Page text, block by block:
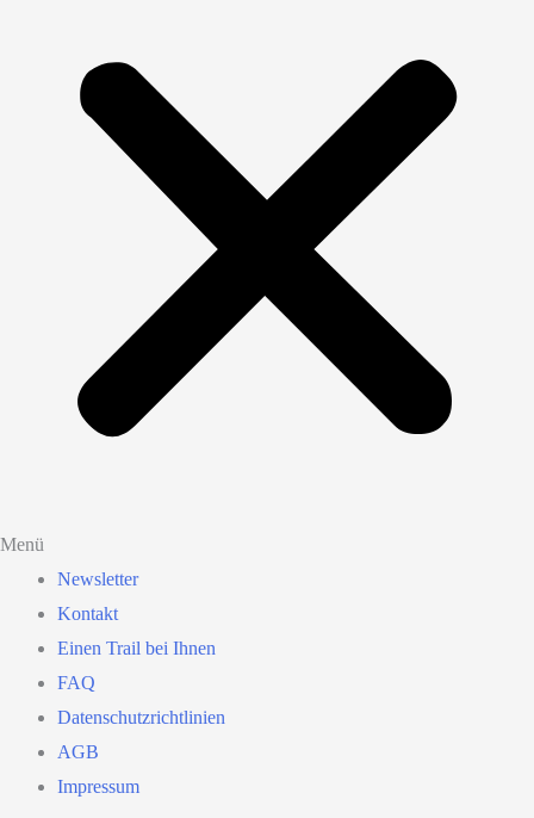
Menü
Newsletter
Kontakt
Einen Trail bei Ihnen
FAQ
Datenschutzrichtlinien
AGB
Impressum